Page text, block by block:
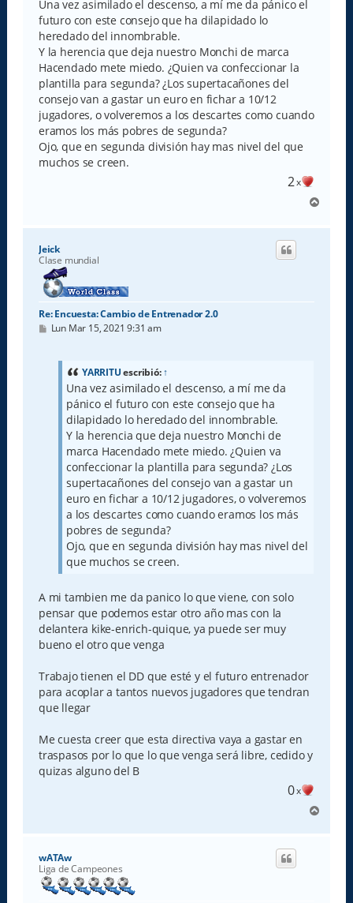
a
j
e
Una vez asimilado el descenso, a mí me da pánico el
futuro con este consejo que ha dilapidado lo
heredado del innombrable.
Y la herencia que deja nuestro Monchi de marca
Hacendado mete miedo. ¿Quien va confeccionar la
plantilla para segunda? ¿Los supertacañones del
consejo van a gastar un euro en fichar a 10/12
jugadores, o volveremos a los descartes como cuando
eramos los más pobres de segunda?
Ojo, que en segunda división hay mas nivel del que
muchos se creen.
2x
r
Jeick
Clase mundial
Re: Encuesta: Cambio de Entrenador 2.0
M
Lun Mar 15, 2021 9:31 am
YARRITUescribió:↑
Una vez asimilado el descenso, a mí me da
pánico el futuro con este consejo que ha
dilapidado lo heredado del innombrable.
Y la herencia que deja nuestro Monchi de
marca Hacendado mete miedo. ¿Quien va
confeccionar la plantilla para segunda? ¿Los
supertacañones del consejo van a gastar un
euro en fichar a 10/12 jugadores, o volveremos
a los descartes como cuando eramos los más
pobres de segunda?
Ojo, que en segunda división hay mas nivel del
que muchos se creen.
A mi tambien me da panico lo que viene, con solo
pensar que podemos estar otro año mas con la
delantera kike-enrich-quique, ya puede ser muy
bueno el otro que venga
Trabajo tienen el DD que esté y el futuro entrenador
para acoplar a tantos nuevos jugadores que tendran
que llegar
Me cuesta creer que esta directiva vaya a gastar en
traspasos por lo que lo que venga será libre, cedido y
quizas alguno del B
0x
r
wATAw
Liga de Campeones